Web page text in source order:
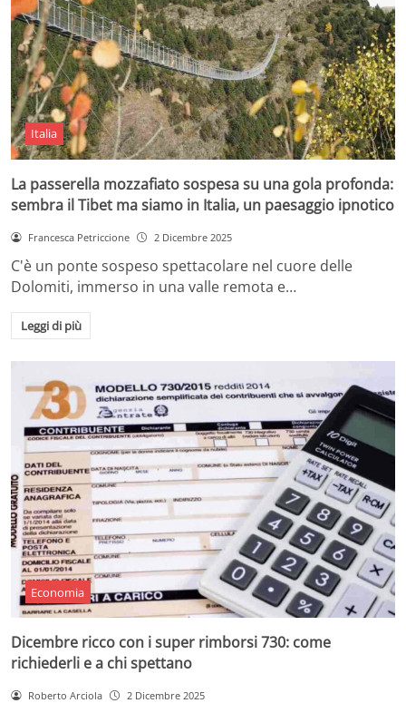
Italia
La passerella mozzafiato sospesa su una gola profonda:
sembra il Tibet ma siamo in Italia, un paesaggio ipnotico
Francesca Petriccione 2 Dicembre 2025
C'è un ponte sospeso spettacolare nel cuore delle
Dolomiti, immerso in una valle remota e…
Leggi di più
Economia
Dicembre ricco con i super rimborsi 730: come
richiederli e a chi spettano
Roberto Arciola 2 Dicembre 2025